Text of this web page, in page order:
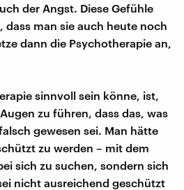
der Angst. Diese Gefühle
dass man sie auch heute noch
dann die Psychotherapie an,
sinnvoll sein könne, ist,
zu führen, dass das, was
gewesen sei. Man hätte
zu werden – mit dem
sich zu suchen, sondern sich
nicht ausreichend geschützt